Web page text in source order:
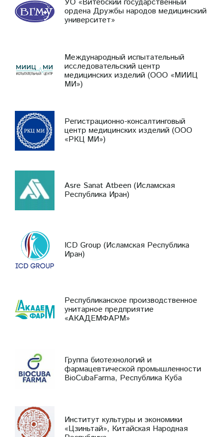
ордена Дружбы народов медицинский
университет»
Международный испытательный
исследовательский центр
медицинских изделий (ООО «МИИЦ
МИ»)
Регистрационно-консалтинговый
центр медицинских изделий (ООО
«РКЦ МИ»)
Asre Sanat Atbeen (Исламская
Республика Иран)
ICD Group (Исламская Республика
Иран)
Республиканское производственное
унитарное предприятие
«АКАДЕМФАРМ»
Группа биотехнологий и
фармацевтической промышленности
BioCubaFarma, Республика Куба
Институт культуры и экономики
«Цзиньтай», Китайская Народная